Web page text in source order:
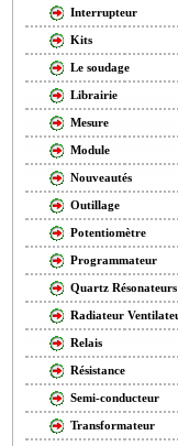
Interrupteur
Kits
Le soudage
Librairie
Mesure
Module
Nouveautés
Outillage
Potentiomètre
Programmateur
Quartz Résonateurs
Radiateur
Relais
Résistance
Semi-conducteur
Transformateur